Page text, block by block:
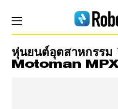
หุ่นยนต์อุตสาหกร
Motoman